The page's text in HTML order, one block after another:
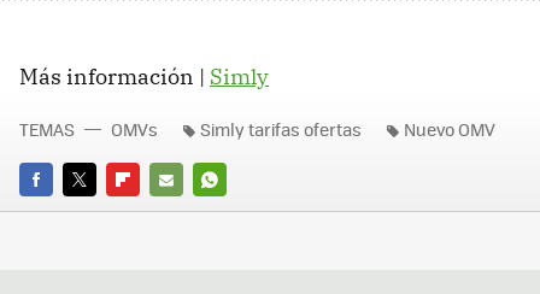
Más información | Simly
FACEBOOK
TWITTERFLIPBOARD
E-
WHATSAPP
TEMAS OMVs Simly tarifas ofertas Nuevo OMV